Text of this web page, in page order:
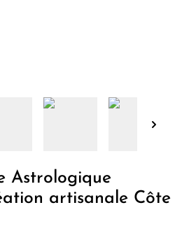
Astrologique
artisanale Côte